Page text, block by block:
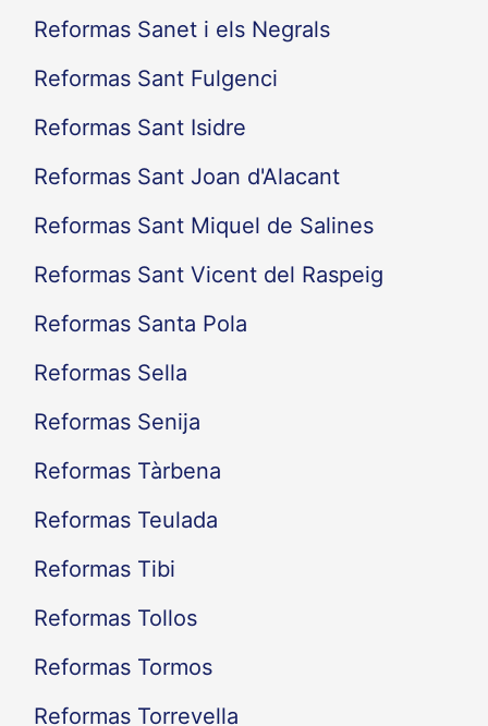
Reformas Sanet i els Negrals
Reformas Sant Fulgenci
Reformas Sant Isidre
Reformas Sant Joan d'Alacant
Reformas Sant Miquel de Salines
Reformas Sant Vicent del Raspeig
Reformas Santa Pola
Reformas Sella
Reformas Senija
Reformas Tàrbena
Reformas Teulada
Reformas Tibi
Reformas Tollos
Reformas Tormos
Reformas Torrevella